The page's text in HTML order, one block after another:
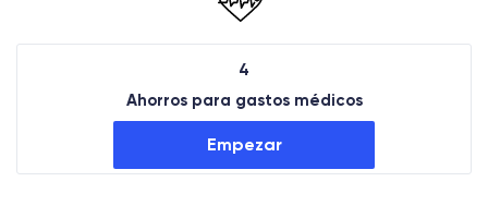
4
Ahorros para gastos médicos
Empezar